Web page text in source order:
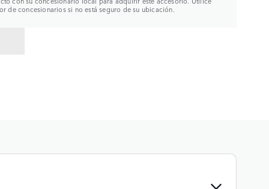
de concesionarios si no está seguro de su ubicación.